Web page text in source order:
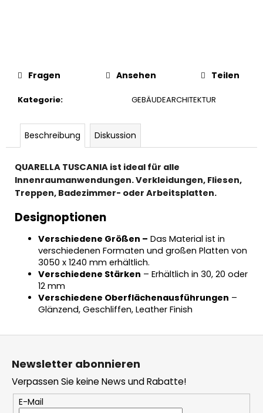
Kategorie: GEBÄUDEARCHITEKTUR
Fragen Ansehen Teilen
Beschreibung Diskussion
QUARELLA TUSCANIA ist ideal für alle
Innenraumanwendungen. Verkleidungen, Fliesen,
Treppen, Badezimmer- oder Arbeitsplatten.
Designoptionen
Verschiedene Größen – Das Material ist in
verschiedenen Formaten und großen Platten von
3050 x 1240 mm erhältlich.
Verschiedene Stärken – Erhältlich in 30, 20 oder
12 mm
Verschiedene Oberflächenausführungen –
Glänzend, Geschliffen, Leather Finish
F
Newsletter abonnieren
Verpassen Sie keine News und Rabatte!
E-Mail